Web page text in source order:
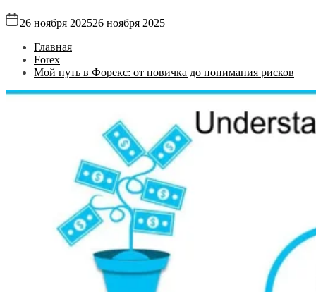
26 ноября 202526 ноября 2025
Главная
Forex
Мой путь в Форекс: от новичка до понимания рисков